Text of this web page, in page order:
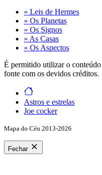
» Leis de Hermes
» Os Planetas
» Os Signos
» As Casas
» Os Aspectos
É permitido utilizar o conteúdo
fonte com os devidos créditos.
Astros e estrelas
Joe cocker
Mapa do Céu 2013-2026
Fechar